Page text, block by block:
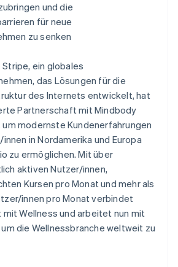
Sessions 2026
Sie, wie Stripe Lösungen für die
und die
für neue
zu senken
Stripe, ein globales
das Lösungen für die
des Internets entwickelt, hat
Partnerschaft mit Mindbody
modernste Kundenerfahrungen
in Nordamerika und Europa
zu ermöglichen. Mit über
aktiven Nutzer/innen,
Kursen pro Monat und mehr als
innen pro Monat verbindet
Wellness und arbeitet nun mit
die Wellnessbranche weltweit zu